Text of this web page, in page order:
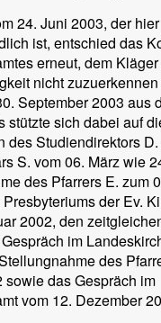
24. Juni 2003, der hier
ist, entschied das
erneut, dem
nicht
September 2003 aus
stützte sich dabei auf
des Studiendirektors
S. vom 06. März wie
des Pfarrers E. zum
der Ev.
2002, den
im
des
sowie das Gespräch im
vom 12. Dezember